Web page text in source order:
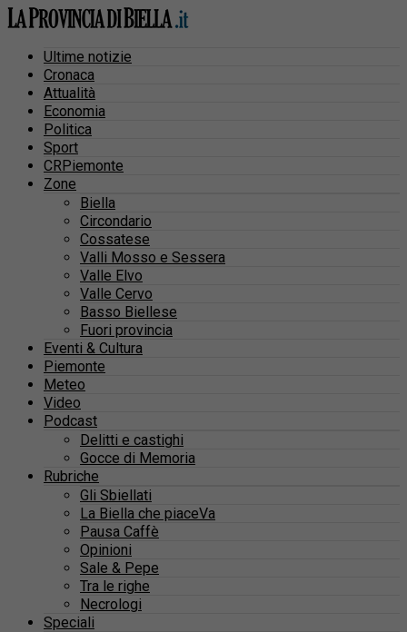
Ultime notizie
Cronaca
Attualità
Economia
Politica
Sport
CRPiemonte
Zone
Biella
Circondario
Cossatese
Valli Mosso e Sessera
Valle Elvo
Valle Cervo
Basso Biellese
Fuori provincia
Eventi & Cultura
Piemonte
Meteo
Video
Podcast
Delitti e castighi
Gocce di Memoria
Rubriche
Gli Sbiellati
La Biella che piaceVa
Pausa Caffè
Opinioni
Sale & Pepe
Tra le righe
Necrologi
Speciali